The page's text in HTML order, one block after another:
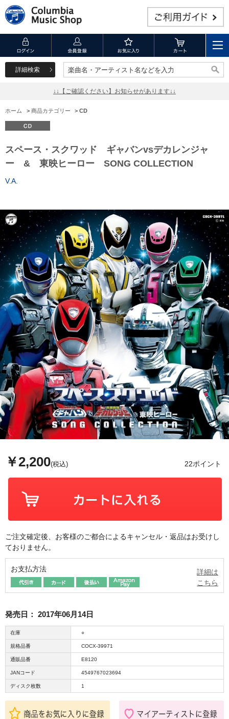
詳細検索 楽曲名・アーティスト名などを入力
楽曲名・アーティスト名などを入力
↓↓【ご確認ください】お知らせがあります↓↓
ホーム > 商品カテゴリー > CD
スペース・スクワッド ギャバンvsデカレンジャ
ー & 東映ヒーロー SONG COLLECTION
V.A.
￥2,200(税込) 22ポイント
ご注文確定後、お客様のご都合によるキャンセル・返品はお受けし
ておりません。
お支払方法
詳細は
こちら
発売日： 2017年06月14日
在庫 ○
規格品番 COCX-39971
通販品番 E8120
JANコード 4549767023694
ディスク枚数 1